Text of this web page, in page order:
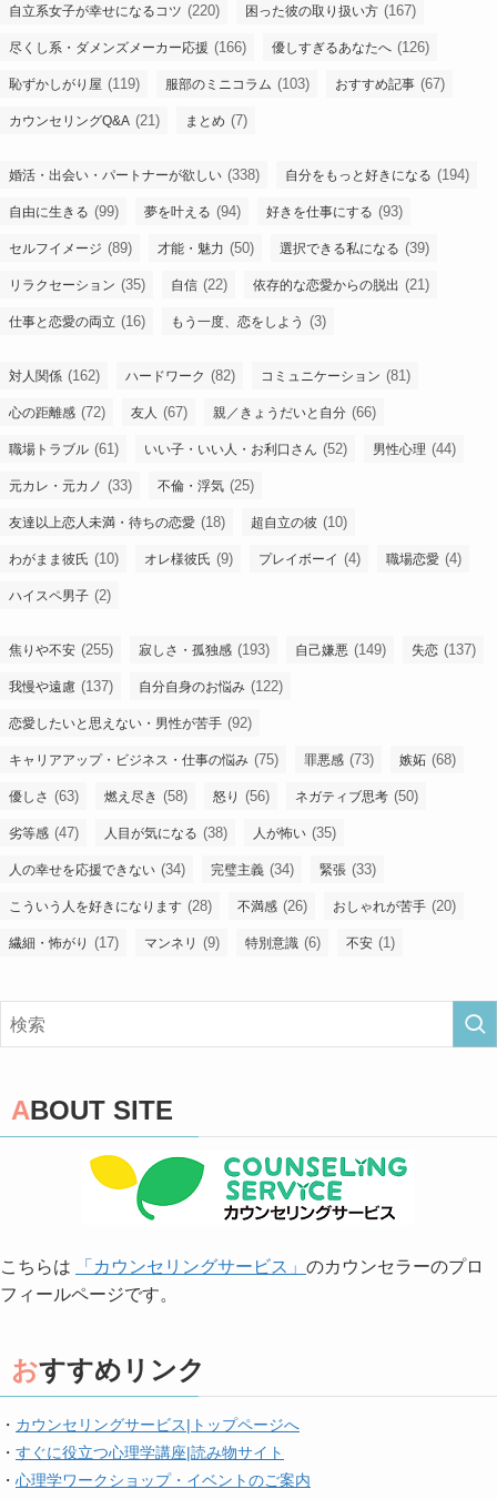
自立系女子が幸せになるコツ (220) 困った彼の取り扱い方 (167)
尽くし系・ダメンズメーカー応援 (166) 優しすぎるあなたへ (126)
恥ずかしがり屋 (119) 服部のミニコラム (103) おすすめ記事 (67)
カウンセリングQ&A (21) まとめ (7)
婚活・出会い・パートナーが欲しい (338) 自分をもっと好きになる (194)
自由に生きる (99) 夢を叶える (94) 好きを仕事にする (93)
セルフイメージ (89) 才能・魅力 (50) 選択できる私になる (39)
リラクセーション (35) 自信 (22) 依存的な恋愛からの脱出 (21)
仕事と恋愛の両立 (16) もう一度、恋をしよう (3)
対人関係 (162) ハードワーク (82) コミュニケーション (81)
心の距離感 (72) 友人 (67) 親／きょうだいと自分 (66)
職場トラブル (61) いい子・いい人・お利口さん (52) 男性心理 (44)
元カレ・元カノ (33) 不倫・浮気 (25)
友達以上恋人未満・待ちの恋愛 (18) 超自立の彼 (10)
わがまま彼氏 (10) オレ様彼氏 (9) プレイボーイ (4) 職場恋愛 (4)
ハイスペ男子 (2)
焦りや不安 (255) 寂しさ・孤独感 (193) 自己嫌悪 (149) 失恋 (137)
我慢や遠慮 (137) 自分自身のお悩み (122)
恋愛したいと思えない・男性が苦手 (92)
キャリアアップ・ビジネス・仕事の悩み (75) 罪悪感 (73) 嫉妬 (68)
優しさ (63) 燃え尽き (58) 怒り (56) ネガティブ思考 (50)
劣等感 (47) 人目が気になる (38) 人が怖い (35)
人の幸せを応援できない (34) 完璧主義 (34) 緊張 (33)
こういう人を好きになります (28) 不満感 (26) おしゃれが苦手 (20)
繊細・怖がり (17) マンネリ (9) 特別意識 (6) 不安 (1)
ABOUT SITE
こちらは 「カウンセリングサービス」 のカウンセラーのプロ
フィールページです。
おすすめリンク
・ カウンセリングサービス|トップページへ
・ すぐに役立つ心理学講座|読み物サイト
・ 心理学ワークショップ・イベントのご案内